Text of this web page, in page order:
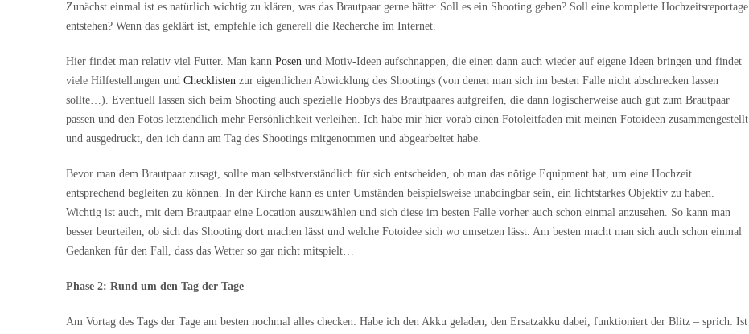
Zunächst einmal ist es natürlich wichtig zu klären, was das Brautpaar gerne hätte: Soll es ein Shooting geben? Soll eine komplette Hochzeitsreportage
entstehen? Wenn das geklärt ist, empfehle ich generell die Recherche im Internet.
Hier findet man relativ viel Futter. Man kann Posen und Motiv-Ideen aufschnappen, die einen dann auch wieder auf eigene Ideen bringen und findet
viele Hilfestellungen und Checklisten zur eigentlichen Abwicklung des Shootings (von denen man sich im besten Falle nicht abschrecken lassen
sollte…). Eventuell lassen sich beim Shooting auch spezielle Hobbys des Brautpaares aufgreifen, die dann logischerweise auch gut zum Brautpaar
passen und den Fotos letztendlich mehr Persönlichkeit verleihen. Ich habe mir hier vorab einen Fotoleitfaden mit meinen Fotoideen zusammengestellt
und ausgedruckt, den ich dann am Tag des Shootings mitgenommen und abgearbeitet habe.
Bevor man dem Brautpaar zusagt, sollte man selbstverständlich für sich entscheiden, ob man das nötige Equipment hat, um eine Hochzeit
entsprechend begleiten zu können. In der Kirche kann es unter Umständen beispielsweise unabdingbar sein, ein lichtstarkes Objektiv zu haben.
Wichtig ist auch, mit dem Brautpaar eine Location auszuwählen und sich diese im besten Falle vorher auch schon einmal anzusehen. So kann man
besser beurteilen, ob sich das Shooting dort machen lässt und welche Fotoidee sich wo umsetzen lässt. Am besten macht man sich auch schon einmal
Gedanken für den Fall, dass das Wetter so gar nicht mitspielt…
Phase 2: Rund um den Tag der Tage
Am Vortag des Tags der Tage am besten nochmal alles checken: Habe ich den Akku geladen, den Ersatzakku dabei, funktioniert der Blitz – sprich: Ist